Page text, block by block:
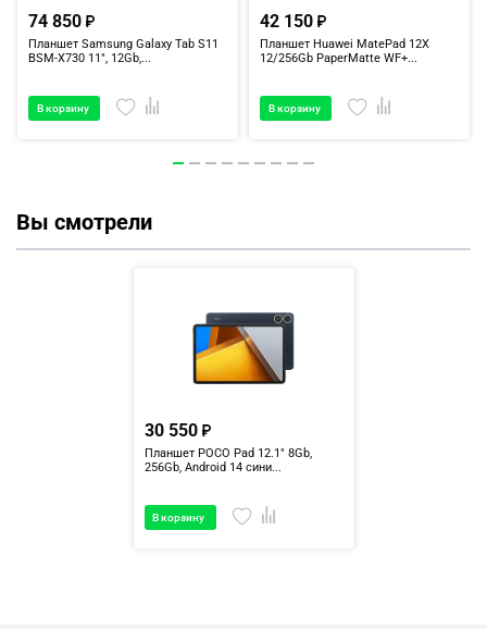
74 850
Планшет Samsung Galaxy Tab S11
BSM-X730 11", 12Gb,...
В корзину
42 150
Планшет Huawei MatePad 12X
12/256Gb PaperMatte WF+...
В корзину
Вы смотрели
30 550
Планшет POCO Pad 12.1" 8Gb,
256Gb, Android 14 сини...
В корзину